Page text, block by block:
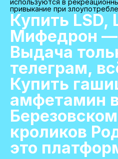
используются в
привыкание при
Купить
Мифедрон —
Выдача
телеграм,
Купить
амфетамин
кроликов
это